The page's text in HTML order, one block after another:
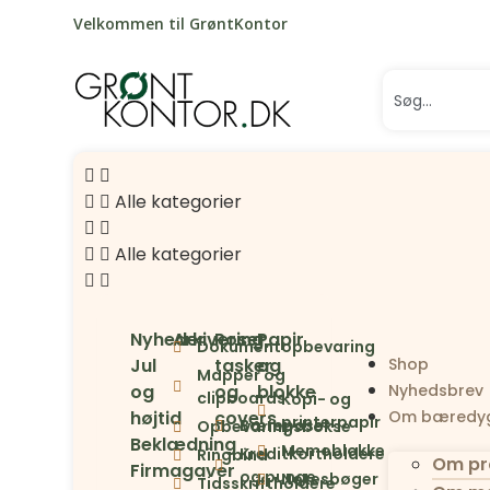
Velkommen til GrøntKontor
Alle kategorier
Alle kategorier
Nyheder
Jul
og
højtid
Beklædning
Firmagaver
Arkivering
Dokumentopbevaring
Mapper og
clipboards
Opbevaringsbokse
Ringbind
Tidsskriftholdere
Poser,
tasker
og
covers
Bæreposer
Kreditkortholdere
og punge
Papir
og
blokke
Kopi- og
printerpapir
Memoblokke
Notesbøger
Shop
Nyhedsbrev
Om
Om